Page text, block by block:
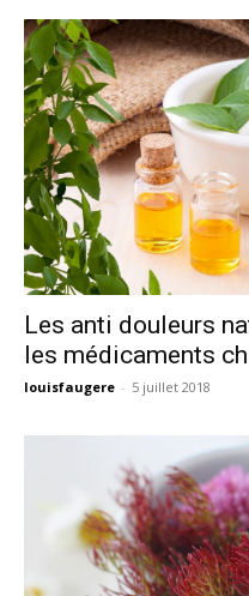
Les anti douleurs
les médicaments
louisfaugere - 5 juillet 2018